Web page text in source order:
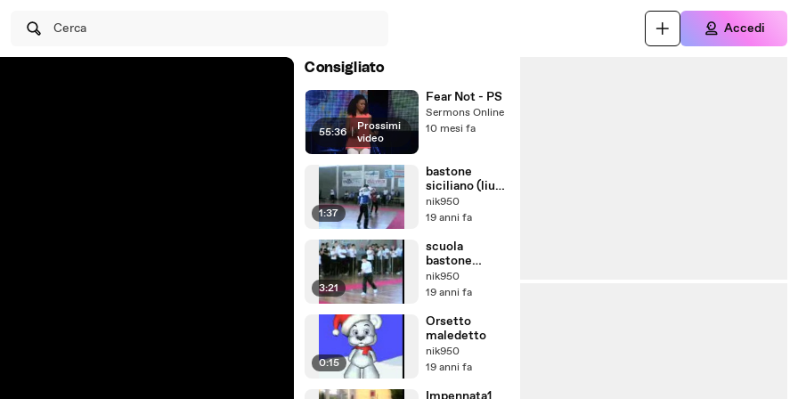
Cerca Accedi
Consigliato
55:36 | Prossimi
video
Fear Not - PS
Sermons Online
10 mesi fa
1:37
bastone
siciliano (liu-
bo)
combattiman
nik950
19 anni fa
3:21
scuola
bastone
siciliano
nik950
19 anni fa
0:15
Orsetto
maledetto
nik950
19 anni fa